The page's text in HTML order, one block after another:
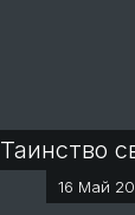
Таинство
16 Май